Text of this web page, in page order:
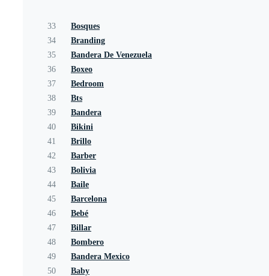
33
Bosques
34
Branding
35
Bandera De Venezuela
36
Boxeo
37
Bedroom
38
Bts
39
Bandera
40
Bikini
41
Brillo
42
Barber
43
Bolivia
44
Baile
45
Barcelona
46
Bebé
47
Billar
48
Bombero
49
Bandera Mexico
50
Baby